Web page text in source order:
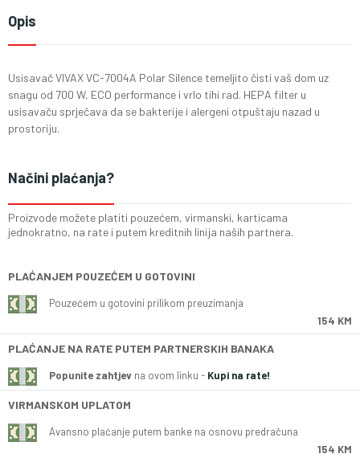
Opis
Usisavač VIVAX VC-7004A Polar Silence temeljito čisti vaš dom uz
snagu od 700 W, ECO performance i vrlo tihi rad. HEPA filter u
usisavaču sprječava da se bakterije i alergeni otpuštaju nazad u
prostoriju.
Načini plaćanja?
Proizvode možete platiti pouzećem, virmanski, karticama
jednokratno, na rate i putem kreditnih linija naših partnera.
PLAĆANJEM POUZEĆEM U GOTOVINI
Pouzećem u gotovini prilikom preuzimanja
154 KM
PLAĆANJE NA RATE PUTEM PARTNERSKIH BANAKA
Popunite zahtjev na ovom linku - Kupi na rate!
VIRMANSKOM UPLATOM
Avansno plaćanje putem banke na osnovu predračuna
154 KM